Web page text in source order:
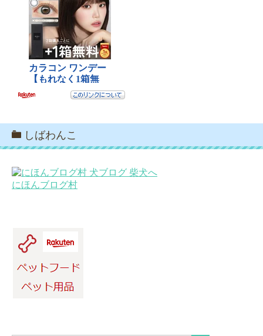
しばわんこ
にほんブログ村